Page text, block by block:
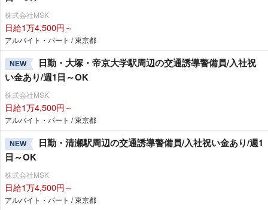
株式会社MSK
日給1万4,500円～
アルバイト・パート / 東京都
NEW
日勤・大塚・帝京大学駅周辺の交通誘導警備員/入社祝
い金あり/週1日～OK
株式会社MSK
日給1万4,500円～
アルバイト・パート / 東京都
NEW
日勤・清瀬駅周辺の交通誘導警備員/入社祝い金あり/週1
日～OK
株式会社MSK
日給1万4,500円～
アルバイト・パート / 東京都